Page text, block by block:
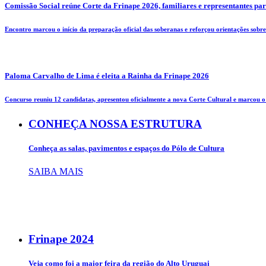
Comissão Social reúne Corte da Frinape 2026, familiares e representantes
Encontro marcou o início da preparação oficial das soberanas e reforçou orientações
Paloma Carvalho de Lima é eleita a Rainha da Frinape 2026
Concurso reuniu 12 candidatas, apresentou oficialmente a nova Corte Cultural e marcou
CONHEÇA NOSSA ESTRUTURA
Conheça as salas, pavimentos e espaços do Pólo de Cultura
SAIBA MAIS
Frinape 2024
Veja como foi a maior feira da região do Alto Uruguai